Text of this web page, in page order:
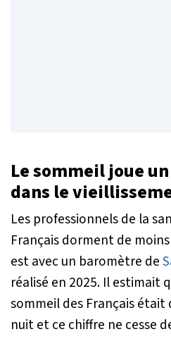
Le sommeil joue
dans le
Les professionnels de la
Français dorment de
est avec un baromètre de
réalisé en 2025. Il estimait
sommeil des Français
nuit et ce chiffre ne cesse